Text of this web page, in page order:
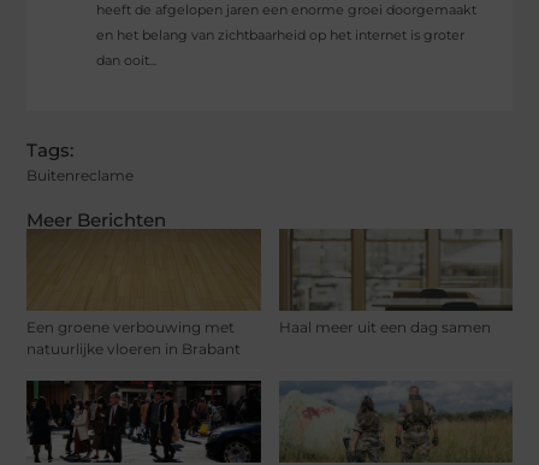
Meer Berichten
Een groene verbouwing met
natuurlijke vloeren in Brabant
Haal meer uit een dag samen
heeft de afgelopen jaren een enorme groei doorgemaakt
en het belang van zichtbaarheid op het internet is groter
dan ooit...
Tags:
Buitenreclame